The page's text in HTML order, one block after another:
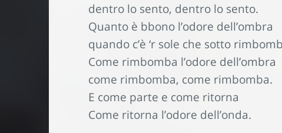
dentro lo sento, dentro lo sento.
Quanto è bbono l’odore dell’ombra
quando c’è ‘r sole che sotto
Come rimbomba l’odore dell’ombra
come rimbomba, come rimbomba.
E come parte e come ritorna
Come ritorna l’odore dell’onda.